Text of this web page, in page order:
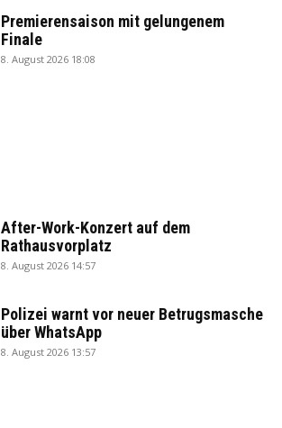
Premierensaison mit gelungenem
Finale
8. August 2026 18:08
After-Work-Konzert auf dem
Rathausvorplatz
8. August 2026 14:57
Polizei warnt vor neuer Betrugsmasche
über WhatsApp
8. August 2026 13:57